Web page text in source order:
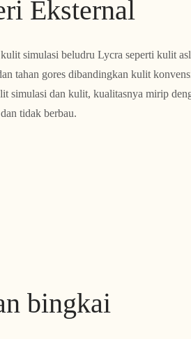
Eksternal
simulasi beludru Lycra seperti kulit
tahan gores dibandingkan kulit
simulasi dan kulit, kualitasnya mirip
tidak berbau.
bingkai